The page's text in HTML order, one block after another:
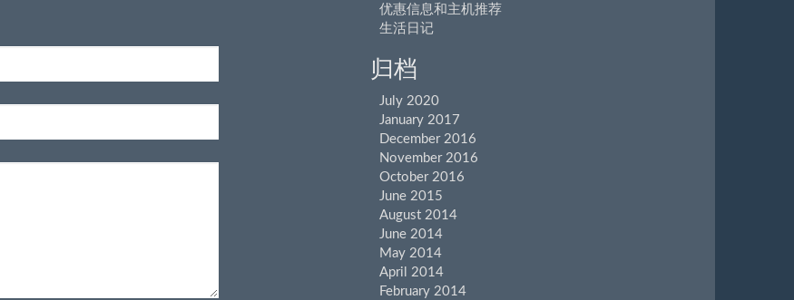
优惠信息和主机推荐
生活日记
归档
July 2020
January 2017
December 2016
November 2016
October 2016
June 2015
August 2014
June 2014
May 2014
April 2014
February 2014